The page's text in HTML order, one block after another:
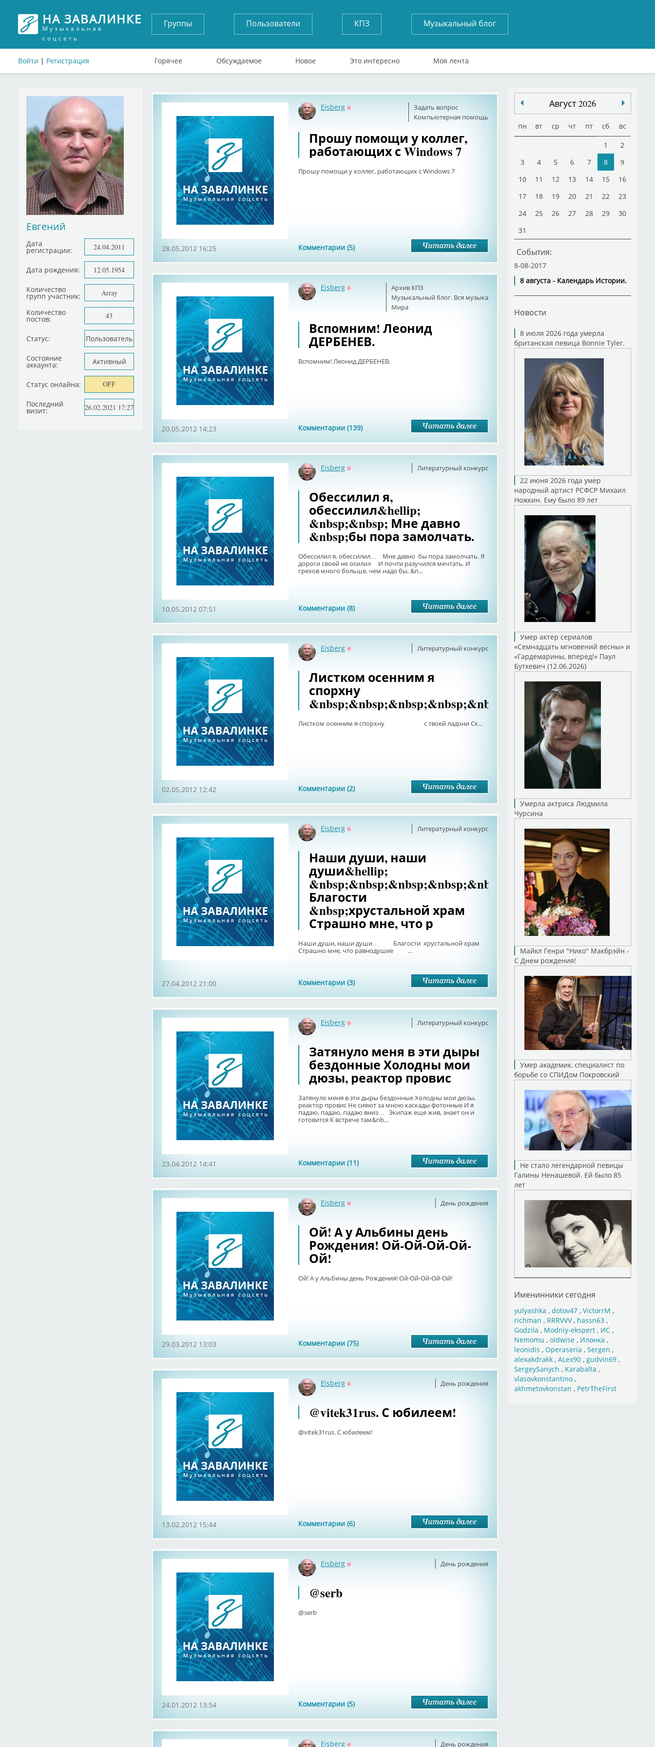
НА ЗАВАЛИНКЕ
Музыкальная
соцсеть
Войти | Регистрация
Группы Пользователи КПЗ Музыкальный блог
Горячее Обсуждаемое Новое Это интересно Моя лента
Евгений
Дата
регистрации: 24.04.2011
Дата рождения: 12.05.1954
Количество
групп участник: Array
Количество
постов: 43
Статус: Пользователь
Состояние
аккаунта: Активный
Статус онлайна: OFF
Последний
визит: 26.02.2021 17:27
Задать вопрос
Компьютерная помощь
Eisberg
Прошу помощи у коллег,
работающих с Windows 7
Прошу помощи у коллег, работающих с Windows 7
Комментарии (5)
28.05.2012 16:25
Архив КПЗ
Музыкальный блог. Вся музыка
Мира
Eisberg
Вспомним! Леонид
ДЕРБЕНЕВ.
Вспомним! Леонид ДЕРБЕНЕВ.
Комментарии (139)
20.05.2012 14:23
Литературный конкурс
Eisberg
Обессилил я,
обессилил&hellip;
&nbsp;&nbsp; Мне давно
&nbsp;бы пора замолчать.
Обессилил я, обессилил… Мне давно бы пора замолчать. Я
дороги своей не осилил И почти разучился мечтать. И
грехов много больше, чем надо бы, &n...
Комментарии (8)
10.05.2012 07:51
Литературный конкурс
Eisberg
Листком осенним я
спорхну
Листком осенним я спорхну с твоей ладони Ск...
Комментарии (2)
02.05.2012 12:42
Литературный конкурс
Eisberg
Наши души, наши
души&hellip;
&nbsp;&nbsp;&nbsp;&nbsp;&nbsp;&nbsp;&nbsp;&nbsp;
Благости
&nbsp;хрустальной храм
Страшно мне, что р
Наши души, наши души… Благости хрустальной храм
Страшно мне, что равнодушие ...
Комментарии (3)
27.04.2012 21:00
Литературный конкурс
Eisberg
Затянуло меня в эти дыры
бездонные Холодны мои
дюзы, реактор провис
Затянуло меня в эти дыры бездонные Холодны мои дюзы,
реактор провис Не сияют за мною каскады фотонные И я
падаю, падаю, падаю вниз… Экипаж еще жив, знает он и
готовится К встрече там&nb...
Комментарии (11)
23.04.2012 14:41
День рождения
Eisberg
Ой! А у Альбины день
Рождения! Ой-Ой-Ой-Ой-
Ой!
Ой! А у Альбины день Рождения! Ой-Ой-Ой-Ой-Ой!
Комментарии (75)
29.03.2012 13:03
День рождения
Eisberg
@vitek31rus. С юбилеем!
@vitek31rus. С юбилеем!
Комментарии (6)
13.02.2012 15:44
День рождения
Eisberg
@serb
@serb
Комментарии (5)
24.01.2012 13:54
День рождения
Eisberg
Август 2026
пн вт ср чт пт сб вс
1
2
3
4 5 6 7 8
9
10
11 12 13 14 15
16
17
18 19 20 21 22
23
24
25 26 27 28 29
30
31
События:
8-08-2017
8 августа - Календарь Истории.
Новости
8 июля 2026 года умерла
британская певица Bonnie Tyler.
22 июня 2026 года умер
народный артист РСФСР Михаил
Ножкин. Ему было 89 лет
Умер актер сериалов
«Семнадцать мгновений весны» и
«Гардемарины, вперед!» Паул
Буткевич (12.06.2026)
Умерла актриса Людмила
Чурсина
Майкл Генри "Нико" Макбрэйн -
С Днем рождения!
Умер академик, специалист по
борьбе со СПИДом Покровский
Не стало легендарной певицы
Галины Ненашевой. Ей было 85
лет
Именинники сегодня
yulyashka , dotov47, VictorrM ,
richman , RRRVVV, hassn63,
Godzila , Modniy-ekspert, ИС,
Nemomu , oldwise, Илонка ,
leonidis , Operaseria , Sergen ,
alexakdrakk, ALex90, gudvin69,
SergeySanych , Karabalta ,
vlasovkonstantino,
akhmetovkonstan , PetrTheFirst